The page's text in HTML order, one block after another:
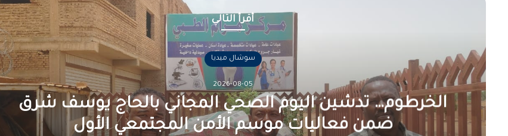
أقرأ التالي
سوشال ميديا
2026-08-05
الخرطوم… تدشين اليوم الصحي المجاني بالحاج يوسف شرق
ضمن فعاليات موسم الأمن المجتمعي الأول